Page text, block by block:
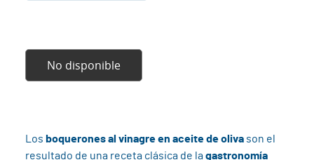
No disponible
Los boquerones al vinagre en aceite de oliva son el
resultado de una receta clásica de lagastronomía